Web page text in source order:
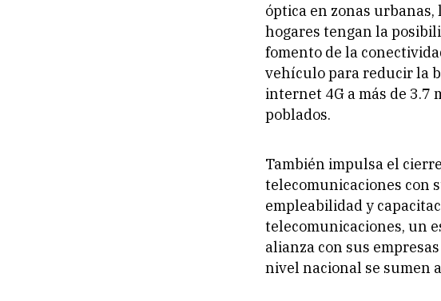
óptica en zonas urbanas,
hogares tengan la
fomento de la
vehículo para reducir la
internet 4G a más de 3.7
poblados.
También impulsa el
telecomunicaciones con
empleabilidad y
telecomunicaciones, un
alianza con sus
nivel nacional se sumen